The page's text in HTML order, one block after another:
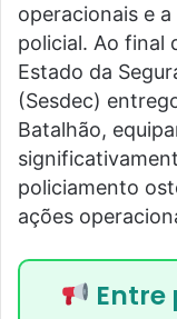
operacionais e
policial. Ao final
Estado da
(Sesdec)
Batalhão,
policiamento
ações
Entre